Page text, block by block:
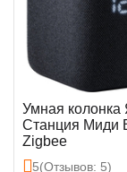
Умная колонка
Станция Миди
Zigbee
5(Отзывов: 5)